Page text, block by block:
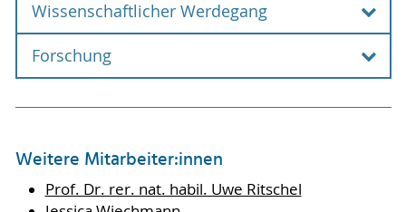
Wissenschaftlicher Werdegang
Forschung
Weitere Mitarbeiter:innen
Prof. Dr. rer. nat. habil. Uwe Ritschel